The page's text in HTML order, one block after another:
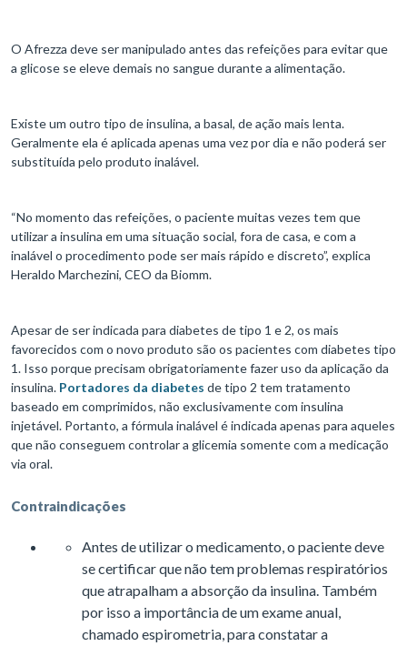
O Afrezza deve ser manipulado antes das refeições para evitar que
a glicose se eleve demais no sangue durante a alimentação.
Existe um outro tipo de insulina, a basal, de ação mais lenta.
Geralmente ela é aplicada apenas uma vez por dia e não poderá ser
substituída pelo produto inalável.
“No momento das refeições, o paciente muitas vezes tem que
utilizar a insulina em uma situação social, fora de casa, e com a
inalável o procedimento pode ser mais rápido e discreto”, explica
Heraldo Marchezini, CEO da Biomm.
Apesar de ser indicada para diabetes de tipo 1 e 2, os mais
favorecidos com o novo produto são os pacientes com diabetes tipo
1. Isso porque precisam obrigatoriamente fazer uso da aplicação da
insulina. Portadores da diabetes de tipo 2 tem tratamento
baseado em comprimidos, não exclusivamente com insulina
injetável. Portanto, a fórmula inalável é indicada apenas para aqueles
que não conseguem controlar a glicemia somente com a medicação
via oral.
Contraindicações
Antes de utilizar o medicamento, o paciente deve
se certificar que não tem problemas respiratórios
que atrapalham a absorção da insulina. Também
por isso a importância de um exame anual,
chamado espirometria, para constatar a